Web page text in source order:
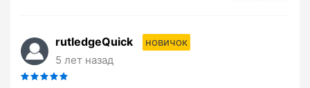
rutledgeQuick
новичок
5 лет назад